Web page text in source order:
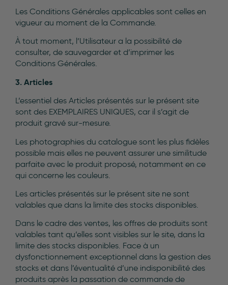
Les Conditions Générales applicables sont celles en
vigueur au moment de la Commande.
À tout moment, l’Utilisateur a la possibilité de
consulter, de sauvegarder et d’imprimer les
Conditions Générales.
3. Articles
L’essentiel des Articles présentés sur le présent site
sont des EXEMPLAIRES UNIQUES, car il s’agit de
produit gravé sur-mesure.
Les photographies du catalogue sont les plus fidèles
possible mais elles ne peuvent assurer une similitude
parfaite avec le produit proposé, notamment en ce
qui concerne les couleurs.
Les articles présentés sur le présent site ne sont
valables que dans la limite des stocks disponibles.
Dans le cadre des ventes, les offres de produits sont
valables tant qu’elles sont visibles sur le site, dans la
limite des stocks disponibles. Face à un
dysfonctionnement exceptionnel dans la gestion des
stocks et dans l’éventualité d’une indisponibilité des
produits après la passation de commande de